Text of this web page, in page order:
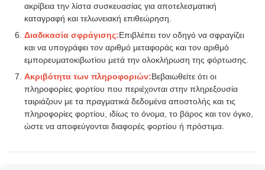
ακρίβεια την λίστα συσκευασίας για αποτελεσματική
καταγραφή και τελωνειακή επιθεώρηση.
Διαδικασία σφράγισης:Επιβλέπει τον οδηγό να σφραγίζει
και να υπογράφει τον αριθμό μεταφοράς και τον αριθμό
εμπορευματοκιβωτίου μετά την ολοκλήρωση της φόρτωσης.
Ακριβότητα των πληροφοριών:Βεβαιωθείτε ότι οι
πληροφορίες φορτίου που περιέχονται στην πληρεξουσία
ταιριάζουν με τα πραγματικά δεδομένα αποστολής και τις
πληροφορίες φορτίου, ιδίως το όνομα, το βάρος και τον όγκο,
ώστε να αποφεύγονται διαφορές φορτίου ή πρόστιμα.